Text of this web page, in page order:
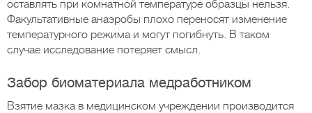
оставлять при комнатной температуре образцы нельзя.
Факультативные анаэробы плохо переносят изменение
температурного режима и могут погибнуть. В таком
случае исследование потеряет смысл.
Забор биоматериала медработником
Взятие мазка в медицинском учреждении производится